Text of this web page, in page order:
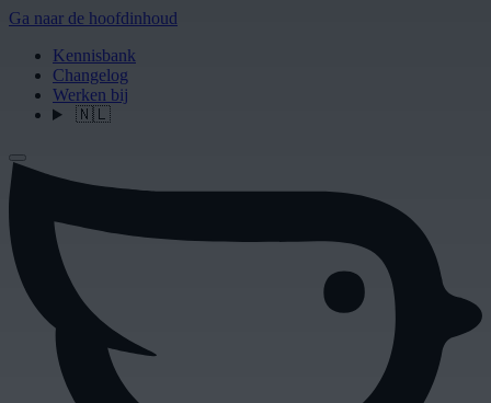
Ga naar de hoofdinhoud
Kennisbank
Changelog
Werken bij
🇳🇱